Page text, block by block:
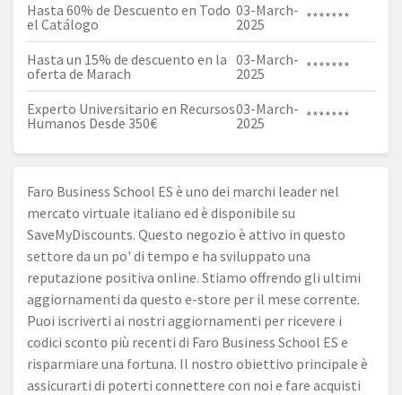
Hasta 60% de Descuento en Todo
el Catálogo
03-March-
2025
*******
Hasta un 15% de descuento en la
oferta de Marach
03-March-
2025
*******
Experto Universitario en Recursos
Humanos Desde 350€
03-March-
2025
*******
Faro Business School ES è uno dei marchi leader nel
mercato virtuale italiano ed è disponibile su
SaveMyDiscounts. Questo negozio è attivo in questo
settore da un po' di tempo e ha sviluppato una
reputazione positiva online. Stiamo offrendo gli ultimi
aggiornamenti da questo e-store per il mese corrente.
Puoi iscriverti ai nostri aggiornamenti per ricevere i
codici sconto più recenti di Faro Business School ES e
risparmiare una fortuna. Il nostro obiettivo principale è
assicurarti di poterti connettere con noi e fare acquisti